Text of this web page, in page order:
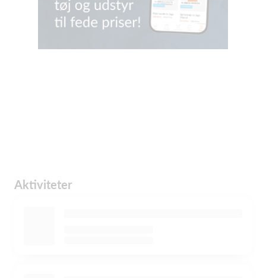
Aktiviteter